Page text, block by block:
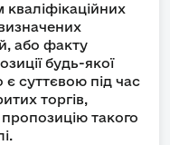
або факту
будь-якої
є суттєвою під час
торгів,
такого